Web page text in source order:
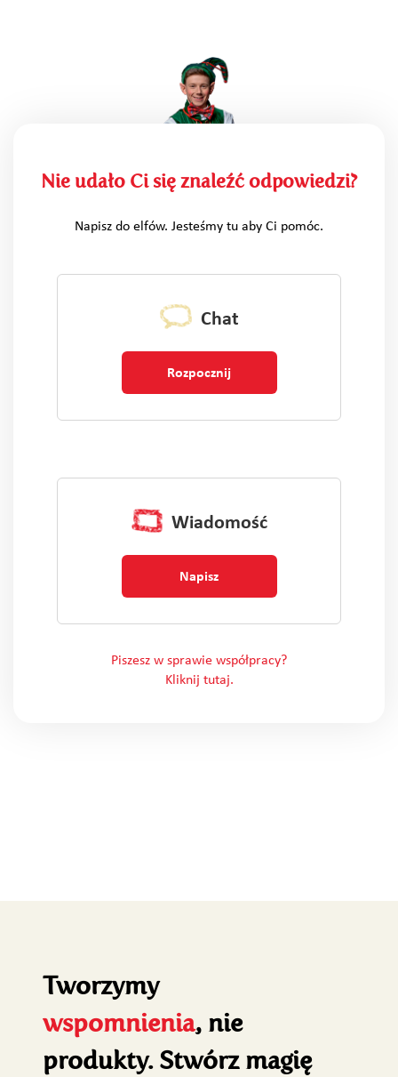
Nie udało Ci się znaleźć odpowiedzi?
Napisz do elfów. Jesteśmy tu aby Ci pomóc.
Chat
Rozpocznij
Wiadomość
Napisz
Piszesz w sprawie współpracy?
Kliknij tutaj.
Tworzymy
wspomnienia, nie
produkty. Stwórz magię